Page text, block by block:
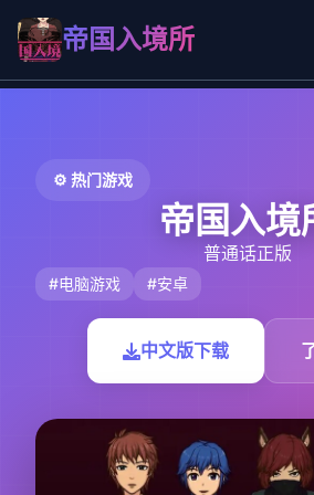
帝国入境所
⚙️ 热门游戏
帝国入境
普通话正版
#电脑游戏 #安卓
中文版下载